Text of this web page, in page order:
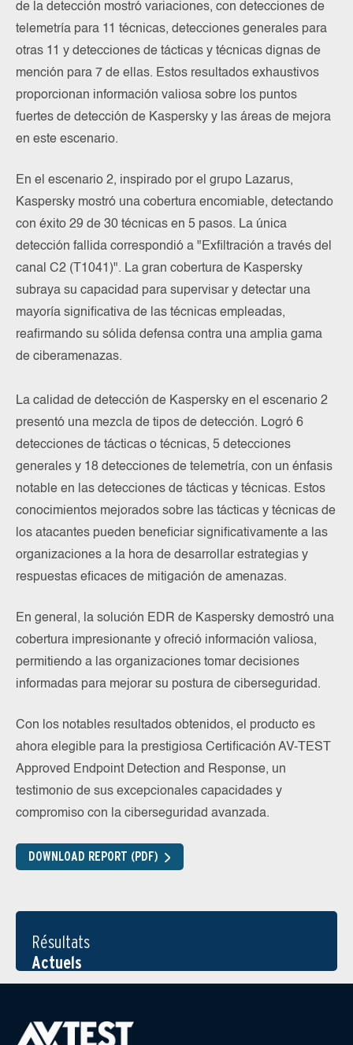
de la detección mostró variaciones, con detecciones de
telemetría para 11 técnicas, detecciones generales para
otras 11 y detecciones de tácticas y técnicas dignas de
mención para 7 de ellas. Estos resultados exhaustivos
proporcionan información valiosa sobre los puntos
fuertes de detección de Kaspersky y las áreas de mejora
en este escenario.
En el escenario 2, inspirado por el grupo Lazarus,
Kaspersky mostró una cobertura encomiable, detectando
con éxito 29 de 30 técnicas en 5 pasos. La única
detección fallida correspondió a "Exfiltración a través del
canal C2 (T1041)". La gran cobertura de Kaspersky
subraya su capacidad para supervisar y detectar una
mayoría significativa de las técnicas empleadas,
reafirmando su sólida defensa contra una amplia gama
de ciberamenazas.
La calidad de detección de Kaspersky en el escenario 2
presentó una mezcla de tipos de detección. Logró 6
detecciones de tácticas o técnicas, 5 detecciones
generales y 18 detecciones de telemetría, con un énfasis
notable en las detecciones de tácticas y técnicas. Estos
conocimientos mejorados sobre las tácticas y técnicas de
los atacantes pueden beneficiar significativamente a las
organizaciones a la hora de desarrollar estrategias y
respuestas eficaces de mitigación de amenazas.
En general, la solución EDR de Kaspersky demostró una
cobertura impresionante y ofreció información valiosa,
permitiendo a las organizaciones tomar decisiones
informadas para mejorar su postura de ciberseguridad.
Con los notables resultados obtenidos, el producto es
ahora elegible para la prestigiosa Certificación AV-TEST
Approved Endpoint Detection and Response, un
testimonio de sus excepcionales capacidades y
compromiso con la ciberseguridad avanzada.
DOWNLOAD REPORT (PDF)
Résultats
Actuels